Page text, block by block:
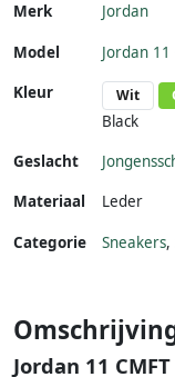
Merk Jordan
Model
Jordan
Kleur
Wit
Black
Geslacht
Materiaal
Leder
Categorie Sneakers,
Jordan 11